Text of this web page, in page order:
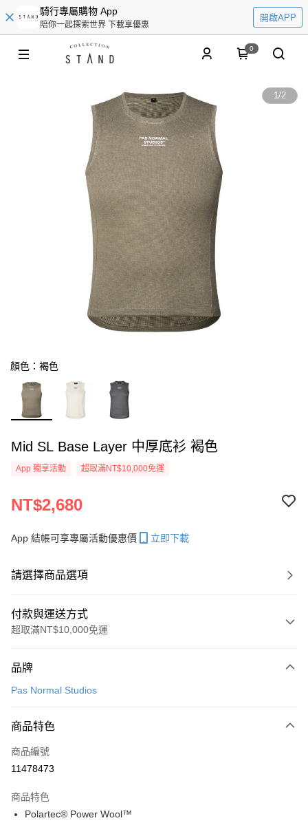
騎行專屬購物 App
陪你一起探索世界 下載享優惠
開啟APP
0
1/2
顏色：褐色
Mid SL Base Layer 中厚底衫 褐色
App 獨享活動 超取滿NT$10,000免運
NT$2,680
App 結帳可享專屬活動優惠價 立即下載
請選擇商品選項
付款與運送方式
超取滿NT$10,000免運
信用卡一次付款
LINE Pay
Apple Pay
運送方式
品牌
Pas Normal Studios
商品特色
商品編號
11478473
商品特色
Polartec® Power Wool™